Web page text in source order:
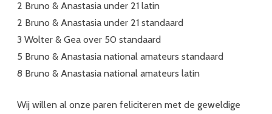
2 Bruno & Anastasia under 21 latin
2 Bruno & Anastasia under 21 standaard
3 Wolter & Gea over 50 standaard
5 Bruno & Anastasia national amateurs standaard
8 Bruno & Anastasia national amateurs latin
Wij willen al onze paren feliciteren met de geweldige